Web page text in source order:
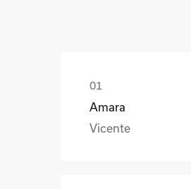
Amara
Vicente